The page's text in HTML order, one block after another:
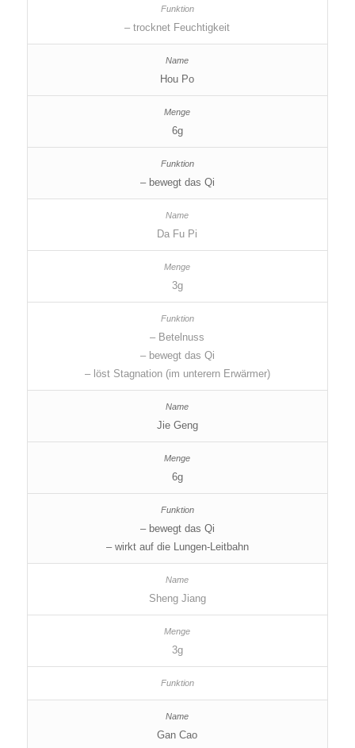
– trocknet Feuchtigkeit
Hou Po
6g
– bewegt das Qi
Da Fu Pi
3g
– Betelnuss
– bewegt das Qi
– löst Stagnation (im unterern Erwärmer)
Jie Geng
6g
– bewegt das Qi
– wirkt auf die Lungen-Leitbahn
Sheng Jiang
3g
Gan Cao